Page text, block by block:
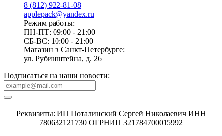
8 (812) 922-81-08
applepack@yandex.ru
Режим работы:
ПН-ПТ: 09:00 - 21:00
СБ-ВС: 10:00 - 21:00
Магазин в Санкт-Петербурге:
ул. Рубинштейна, д. 26
Подписаться на наши новости:
Реквизиты: ИП Поталинский Сергей Николаевич ИНН
780632121730 ОГРНИП 321784700015992